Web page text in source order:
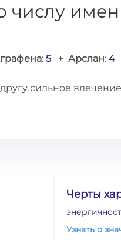
числу
: 5 + Арслан: 4
сильное
Черты
Узнать о